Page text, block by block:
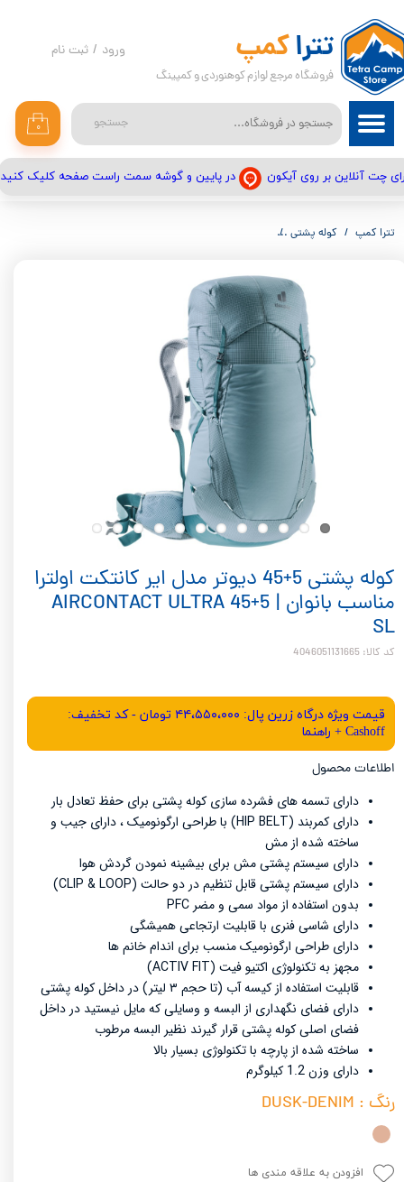
جستجو ۰
ورود / ثبت نام
حساب کاربری من
تغییر گذر واژه
سفارشات
خروج از حساب کاربری
چت آنلاین بر روی آیکون در پایین و گوشه سمت راست صفحه کلیک کنید
تتراکمپ
فروشگاه مرجع لوازم کوهنوردی و کمپینگ
تترا کمپ کوله پشتی
کوله پشتی 5+45 دیوتر مدل ایر کانتکت اولترا
مناسب بانوان | AIRCONTACT ULTRA 45+5
SL
کد کالا: 4046051131665
قیمت ویژه درگاه زرین پال: ۴۴،۵۵۰،۰۰۰ تومان - کد تخفیف:
Cashoff + راهنما
​​​​اطلاعات محصول
دارای تسمه های فشرده سازی کوله پشتی برای حفظ تعادل بار
دارای کمربند (HIP BELT) با طراحی ارگونومیک ، دارای جیب و
ساخته شده از مش
دارای سیستم پشتی مش برای بیشینه نمودن گردش هوا
دارای سیستم پشتی قابل تنظیم در دو حالت (CLIP & LOOP)
بدون استفاده از مواد سمی و مضر PFC
دارای شاسی فنری با قابلیت ارتجاعی همیشگی
دارای طراحی ارگونومیک منسب برای اندام خانم ها
مجهز به تکنولوژی اکتیو فیت (ACTIV FIT)
قابلیت استفاده از کیسه آب (تا حجم ۳ لیتر) در داخل کوله پشتی
دارای فضای نگهداری از البسه و وسایلی که مایل نیستید در داخل
فضای اصلی کوله پشتی قرار گیرند نظیر البسه مرطوب
ساخته شده از پارچه با تکنولوژی بسیار بالا
دارای وزن 1.2 کیلوگرم
رنگ : DUSK-DENIM
افزودن به علاقه مندی ها